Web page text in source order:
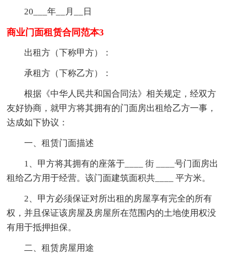
20___年__月__日
商业门面租赁合同范本3
出租方（下称甲方）：
承租方（下称乙方）：
根据《中华人民共和国合同法》相关规定，经双方
友好协商，就甲方将其拥有的门面房出租给乙方一事，
达成如下协议：
一、租赁门面描述
1、甲方将其拥有的座落于____ 街 ____号门面房出
租给乙方用于经营。该门面建筑面积共____ 平方米。
2、甲方必须保证对所出租的房屋享有完全的所有
权，并且保证该房屋及房屋所在范围内的土地使用权没
有用于抵押担保。
二、租赁房屋用途